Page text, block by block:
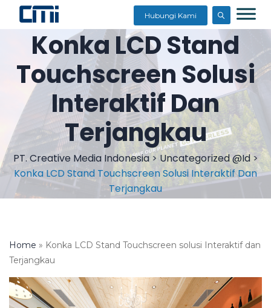
Hubungi Kami
Konka LCD Stand
Touchscreen Solusi
Interaktif Dan
Terjangkau
PT. Creative Media Indonesia> Uncategorized @id>
Konka LCD Stand Touchscreen Solusi Interaktif Dan
Terjangkau
Home » Konka LCD Stand Touchscreen solusi Interaktif dan
Terjangkau